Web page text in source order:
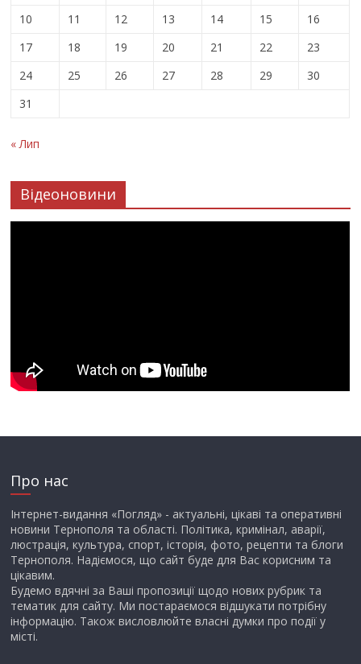
10
11 12 13 14 15
16
17
18 19 20 21 22
23
24
25 26 27 28 29
30
31
« Лип
Відеоновини
Про нас
Інтернет-видання «Погляд» - актуальні, цікаві та оперативні
новини Тернополя та області. Політика, кримінал, аварії,
люстрація, культура, спорт, історія, фото, рецепти та блоги
Тернополя. Надіємося, що сайт буде для Вас корисним та
цікавим.
Будемо вдячні за Ваші пропозиції щодо нових рубрик та
тематик для сайту. Ми постараємося відшукати потрібну
інформацію. Також висловлюйте власні думки про події у
місті.